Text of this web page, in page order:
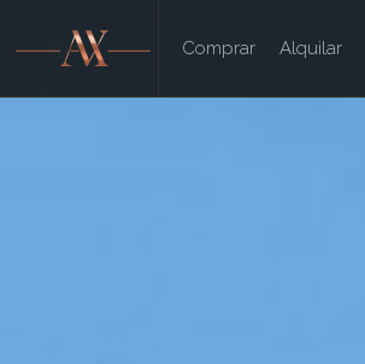
Comprar Alquilar